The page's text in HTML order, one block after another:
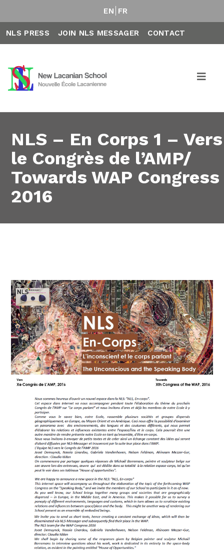
EN FR
NLS PRESS JOIN NLS MESSAGER CONTACT
NLS – En Corps 1 – Vers
le Congrès de l’AMP/
Towards WAP Congress
2016